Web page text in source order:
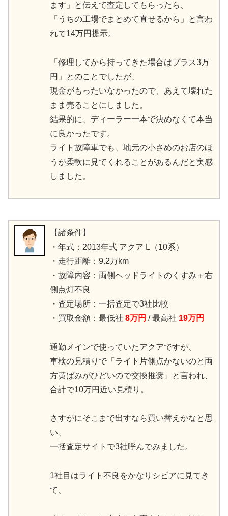
ます」と伝えて査定してもらったら、
「うちの工場でまとめて直せるから」と言わ
れて14万円提示。
「修理してから持ってきた場合はプラス3万
円」とのことでしたが、
現金がもったいなかったので、あえて壊れた
まま売ることにしました。
結果的に、ディーラー一本で決めなくて本当
に良かったです。
ライト故障車でも、地元の小さめのお店のほ
うが柔軟に見てくれることがあるんだと実感
しました。
【諸条件】
・年式：2013年式 アクア L（10系）
・走行距離：9.2万km
・故障内容：両側ヘッドライトのくすみ＋右
側点灯不良
・査定場所：一括査定で3社比較
・買取金額：最低社 8万円 / 最高社 19万円
通勤メインで使っていたアクアですが、
車検の見積りで「ライト片側点かないのと両
方黄ばみがひどいので交換推奨」と言われ、
合計で10万円近い見積り。
さすがにそこまで出すなら買い替えかなと思
い、
一括査定サイトで3社呼んでみました。
1社目はライト不良をかなりシビアに見てき
て、